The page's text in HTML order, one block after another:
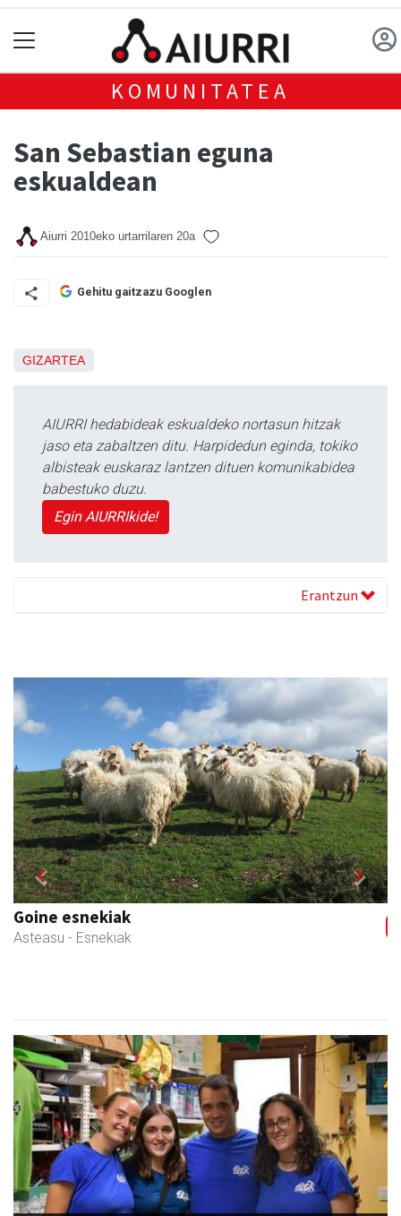
KOMUNITATEA
San Sebastian eguna
eskualdean
Aiurri 2010eko urtarrilaren 20a
Gehitu gaitzazu Googlen
GIZARTEA
AIURRI hedabideak eskualdeko nortasun hitzak
jaso eta zabaltzen ditu. Harpidedun eginda, tokiko
albisteak euskaraz lantzen dituen komunikabidea
babestuko duzu.
Egin AIURRIkide!
Erantzun
Goine esnekiak
Asteasu - Esnekiak
Previous Next